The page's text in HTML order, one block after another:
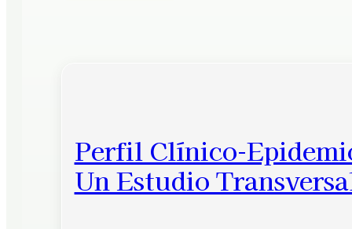
Perfil Clínico-
Un Estudio